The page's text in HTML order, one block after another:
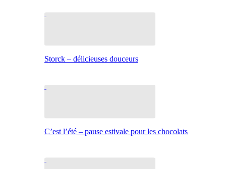
Storck – délicieuses douceurs
C’est l’été – pause estivale pour les chocolats